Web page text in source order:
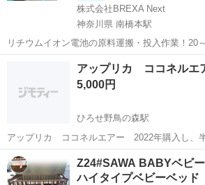
株式会社BREXA Next
神奈川県 南橋本駅
リチウムイオン電池の原料運搬・投入作業！20
ワンルーム寮完備！赴任旅費会社負担！年間休
ト免許お持ちの方、活躍中！就業先食堂利用可
市》 人気の工場のお仕事 ◇電...
南橋本駅 その他
アップリカ ココネルエ
5,000円
ひろせ野鳥の森駅
アップリカ ココネルエアー 2022年購入し、半
ないままでした。
埼玉 ベッド
Z24#SAWA BABYベビ
ハイタイプベビーベッド